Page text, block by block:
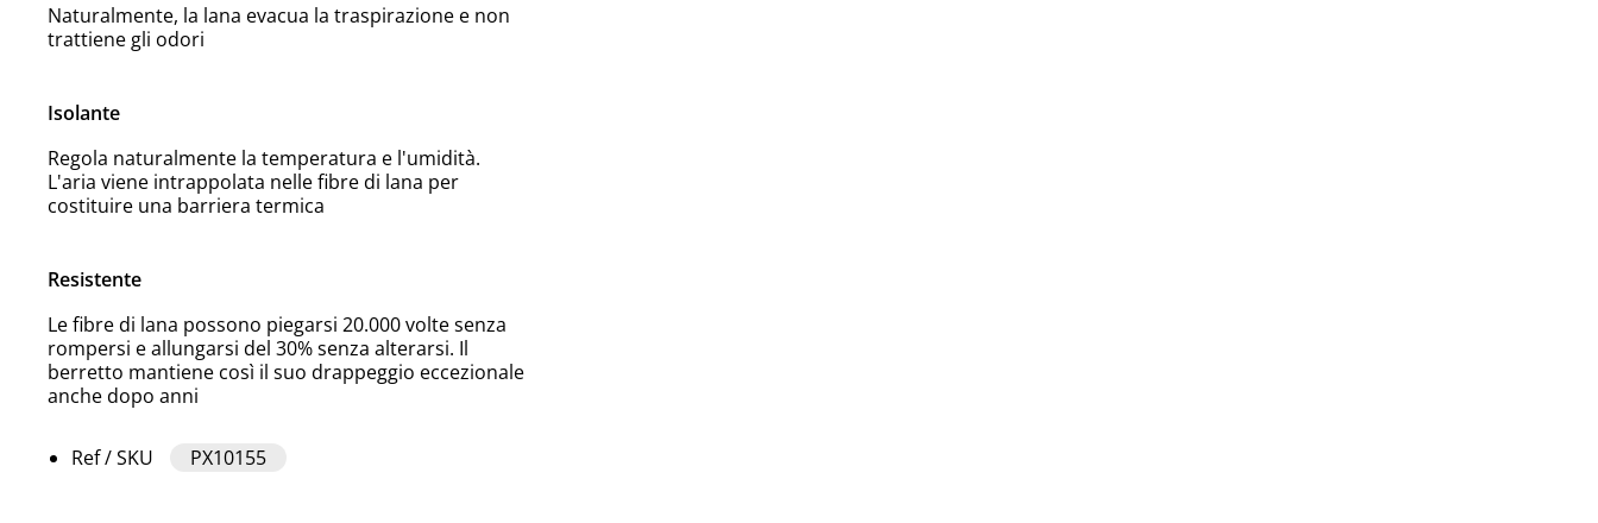
Naturalmente, la lana evacua la traspirazione e non
trattiene gli odori
Isolante
Regola naturalmente la temperatura e l'umidità.
L'aria viene intrappolata nelle fibre di lana per
costituire una barriera termica
Resistente
Le fibre di lana possono piegarsi 20.000 volte senza
rompersi e allungarsi del 30% senza alterarsi. Il
berretto mantiene così il suo drappeggio eccezionale
anche dopo anni
Ref / SKU PX10155